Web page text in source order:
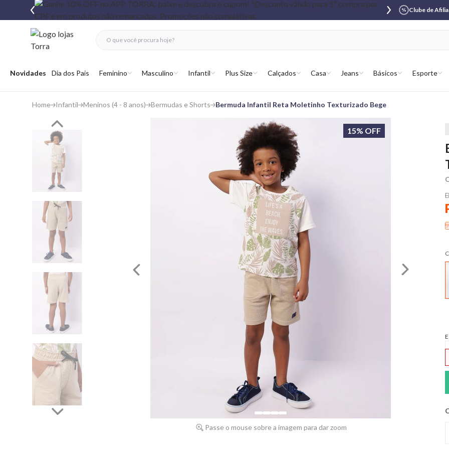
Clube de
Abrir menu
Novidades Dia dos Pais Feminino Masculino Infantil Plus Size Calçados Casa Jeans Básicos Esporte
fechar menu
fechar menu
favoritos
Home Infantil Meninos (4 - 8 anos) Bermudas e Shorts Bermuda Infantil Reta Moletinho Texturizado Bege
15% OFF
Passe o mouse sobre a imagem para dar zoom